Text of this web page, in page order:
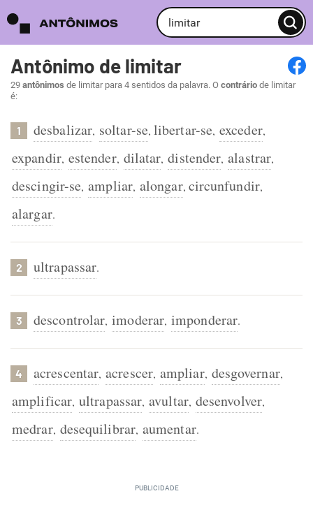
Antônimo de limitar
29 antônimos de limitar para 4 sentidos da palavra. O contrário de limitar
é:
1 desbalizar, soltar-se, libertar-se, exceder,
expandir, estender, dilatar, distender, alastrar,
descingir-se, ampliar, alongar, circunfundir,
alargar.
2 ultrapassar.
3 descontrolar, imoderar, imponderar.
4 acrescentar, acrescer, ampliar, desgovernar,
amplificar, ultrapassar, avultar, desenvolver,
medrar, desequilibrar, aumentar.